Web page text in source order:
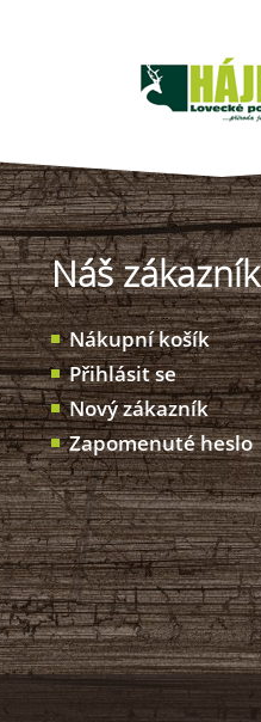
Náš zákazník
Nákupní košík
Přihlásit se
Nový zákazník
Zapomenuté heslo